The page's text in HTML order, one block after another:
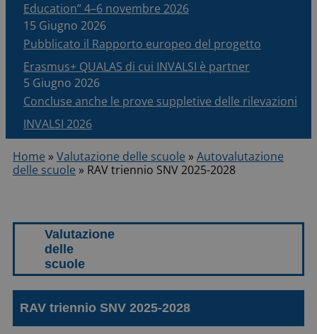
Education” 4–6 novembre 2026
15 Giugno 2026
Pubblicato il Rapporto europeo del progetto
Erasmus+ QUALAS di cui INVALSI è partner
5 Giugno 2026
Concluse anche le prove suppletive delle rilevazioni
INVALSI 2026
Home »Valutazione delle scuole »Autovalutazione
delle scuole » RAV triennio SNV 2025-2028
RAV triennio SNV 2025-2028